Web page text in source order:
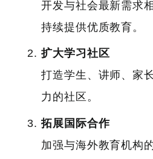
开发与社会最新需求
持续提供优质教育。
扩大学习社区
打造学生、讲师、家
力的社区。
拓展国际合作
加强与海外教育机构